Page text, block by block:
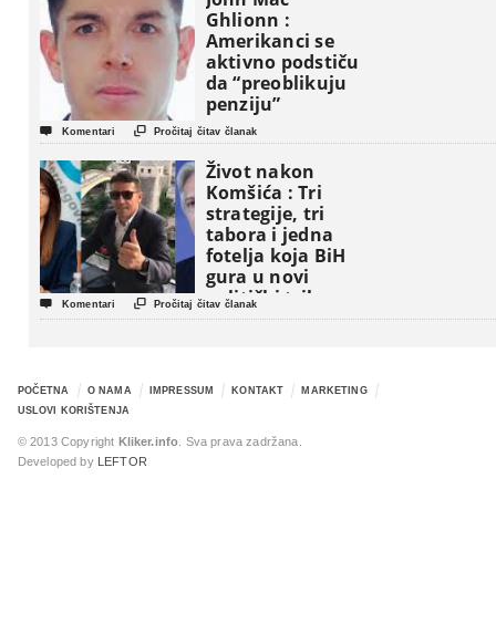
Ghlionn :
Amerikanci se
aktivno podstiču
da “preoblikuju
penziju”
 Komentari  Pročitaj čitav članak
Život nakon
Komšića : Tri
strategije, tri
tabora i jedna
fotelja koja BiH
gura u novi
politički triler
 Komentari  Pročitaj čitav članak
POČETNA O NAMA IMPRESSUM KONTAKT
MARKETING
USLOVI KORIŠTENJA
© 2013 Copyright Kliker.info . Sva prava zadržana.
Developed by
LEFTOR